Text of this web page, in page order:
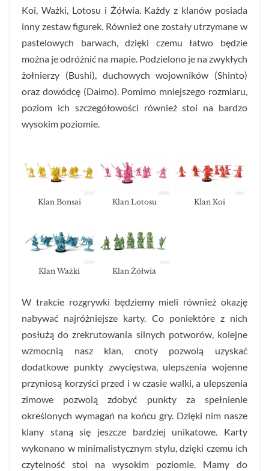
Koi, Ważki, Lotosu i Żółwia. Każdy z klanów posiada
inny zestaw figurek. Również one zostały utrzymane w
pastelowych barwach, dzięki czemu łatwo będzie
można je odróżnić na mapie. Podzielono je na zwykłych
żołnierzy (Bushi), duchowych wojowników (Shinto)
oraz dowódcę (Daimo). Pomimo mniejszego rozmiaru,
poziom ich szczegółowości również stoi na bardzo
wysokim poziomie.
Klan Bonsai Klan Lotosu Klan Koi
Klan Ważki Klan Żółwia
W trakcie rozgrywki będziemy mieli również okazję
nabywać najróżniejsze karty. Co poniektóre z nich
posłużą do zrekrutowania silnych potworów, kolejne
wzmocnią nasz klan, cnoty pozwolą uzyskać
dodatkowe punkty zwycięstwa, ulepszenia wojenne
przyniosą korzyści przed i w czasie walki, a ulepszenia
zimowe pozwolą zdobyć punkty za spełnienie
określonych wymagań na końcu gry. Dzięki nim nasze
klany staną się jeszcze bardziej unikatowe. Karty
wykonano w minimalistycznym stylu, dzięki czemu ich
czytelność stoi na wysokim poziomie. Mamy do